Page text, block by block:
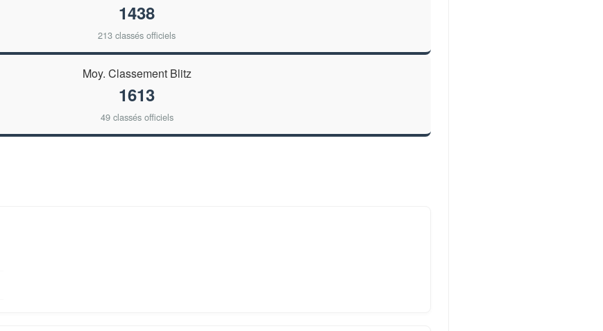
1438
213 classés officiels
Moy. Classement Blitz
1613
49 classés officiels